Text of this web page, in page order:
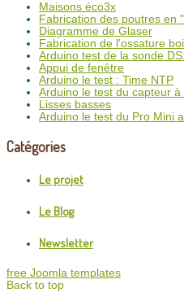
Maisons éco3x
Fabrication des poutres en
Diagramme de Glaser
Fabrication de l'ossature
Arduino test de la sonde
Appui de fenêtre
Arduino le test : Time NTP
Arduino le test du capteur à
Lisses basses
Arduino le test du Pro Mini
Catégories
Le projet
Le Blog
Newsletter
free Joomla templates
Back to top